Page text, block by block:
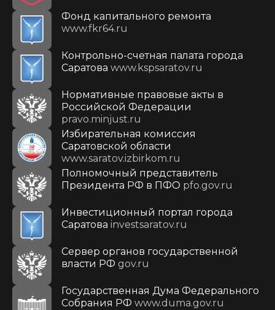
Фонд капитального ремонта
www.fkr64.ru
Контрольно-счетная палата города
Саратова www.kspsaratov.ru
Нормативные правовые акты в
Российской Федерации
pravo.minjust.ru
Избирательная комиссия
Саратовской области
www.saratov.izbirkom.ru
Полномочный представитель
Президента РФ в ПФО pfo.gov.ru
Инвестиционный портал города
Саратова investsaratov.ru
Сервер органов государственной
власти РФ gov.ru
Государственная Дума Федерального
Собрания РФ www.duma.gov.ru